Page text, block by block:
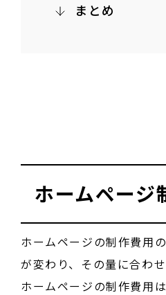
まとめ
ホームページ
ホームページの制作費用
が変わり、その量に合わ
ホームページの制作費用